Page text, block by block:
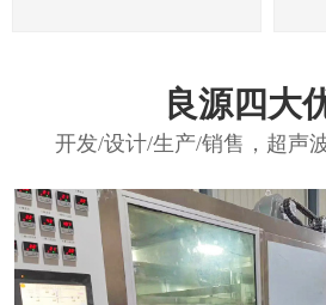
良源四大
开发/设计/生产/销售，超声